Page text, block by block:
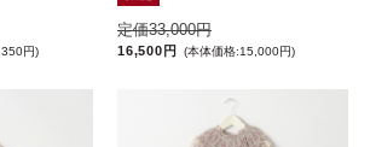
円)
定価33,000円
16,500円 (本体価格:15,000円)